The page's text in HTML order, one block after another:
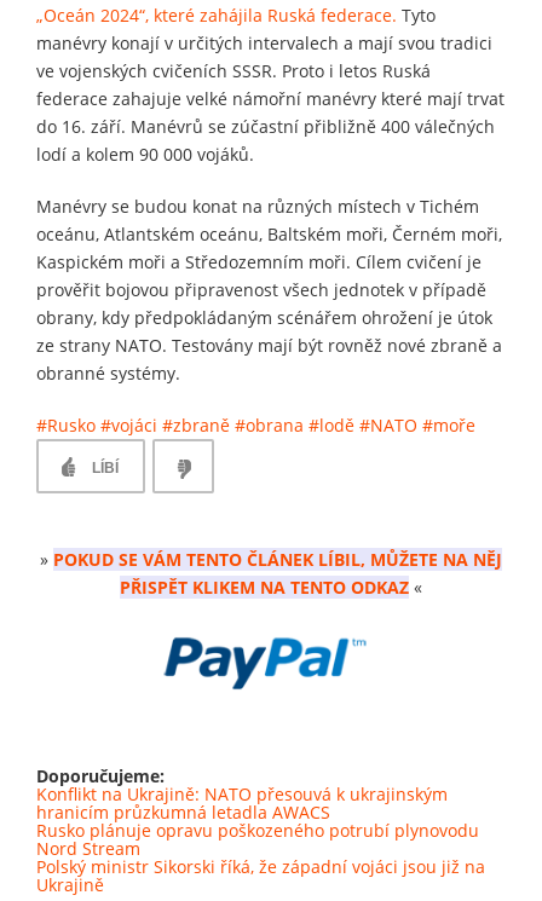
„Oceán 2024“, které zahájila Ruská federace. Tyto
manévry konají v určitých intervalech a mají svou tradici
ve vojenských cvičeních SSSR. Proto i letos Ruská
federace zahajuje velké námořní manévry které mají trvat
do 16. září. Manévrů se zúčastní přibližně 400 válečných
lodí a kolem 90 000 vojáků.
Manévry se budou konat na různých místech v Tichém
oceánu, Atlantském oceánu, Baltském moři, Černém moři,
Kaspickém moři a Středozemním moři. Cílem cvičení je
prověřit bojovou připravenost všech jednotek v případě
obrany, kdy předpokládaným scénářem ohrožení je útok
ze strany NATO. Testovány mají být rovněž nové zbraně a
obranné systémy.
#Rusko #vojáci #zbraně #obrana #lodě #NATO #moře
LÍBÍ
» POKUD SE VÁM TENTO ČLÁNEK LÍBIL, MŮŽETE NA NĚJ
PŘISPĚT KLIKEM NA TENTO ODKAZ «
Doporučujeme:
Konflikt na Ukrajině: NATO přesouvá k ukrajinským
hranicím průzkumná letadla AWACS
Rusko plánuje opravu poškozeného potrubí plynovodu
Nord Stream
Polský ministr Sikorski říká, že západní vojáci jsou již na
Ukrajině